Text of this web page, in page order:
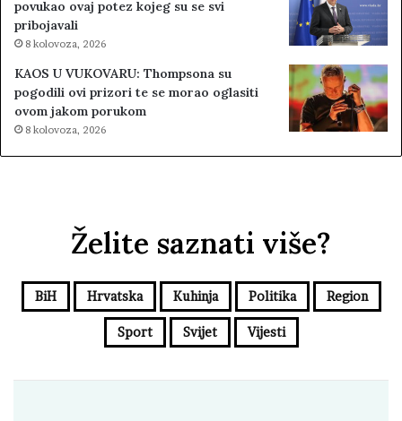
povukao ovaj potez kojeg su se svi
pribojavali
8 kolovoza, 2026
KAOS U VUKOVARU: Thompsona su
pogodili ovi prizori te se morao oglasiti
ovom jakom porukom
8 kolovoza, 2026
Želite saznati više?
BiH Hrvatska Kuhinja Politika Region
Sport Svijet Vijesti